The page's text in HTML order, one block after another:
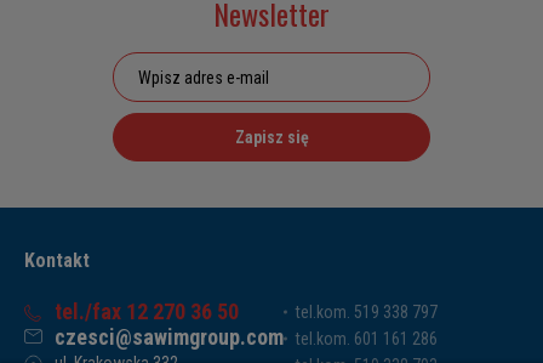
Newsletter
Zapisz się
Kontakt
tel./fax 12 270 36 50
czesci@sawimgroup.com
tel.kom. 519 338 797
tel.kom. 601 161 286